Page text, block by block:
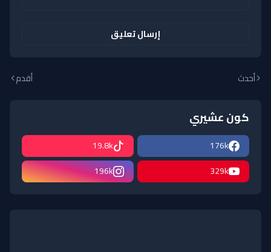
إرسال تعليق
أحدث أقدم
كون عشيري
176k
19.8k
329k
196k